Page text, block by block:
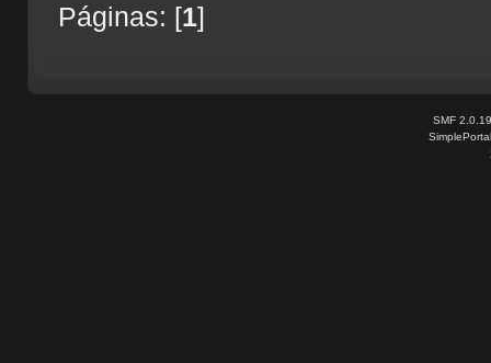
Páginas: [1]
SMF 2.0.19